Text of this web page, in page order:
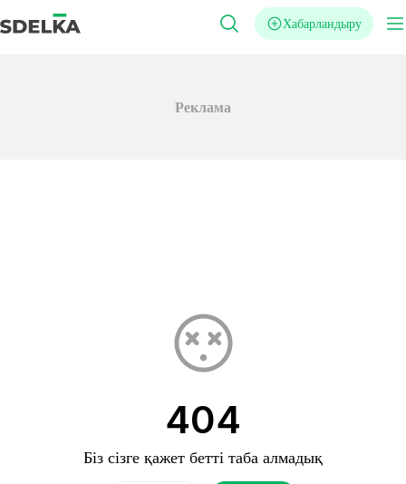
Хабарландыру
Реклама
404
Біз сізге қажет бетті таба алмадық